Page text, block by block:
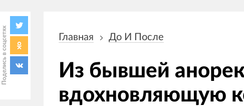
Поделись в соцсетях навигации
Главная До И После
Из бывшей
вдохновляющую